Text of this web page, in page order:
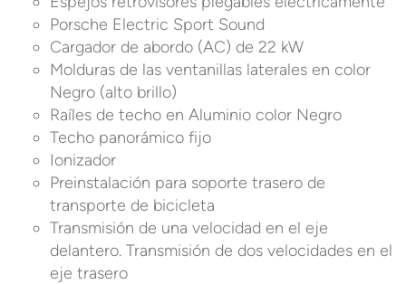
Porsche Electric Sport Sound
Cargador de abordo (AC) de 22 kW
Molduras de las ventanillas laterales en color
Negro (alto brillo)
Raíles de techo en Aluminio color Negro
Techo panorámico fijo
Ionizador
Preinstalación para soporte trasero de
transporte de bicicleta
Transmisión de una velocidad en el eje
delantero. Transmisión de dos velocidades en el
eje trasero